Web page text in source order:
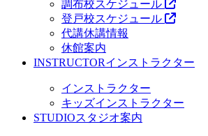
調布校スケジュール
登戸校スケジュール
代講休講情報
休館案内
INSTRUCTORインストラクター
インストラクター
キッズインストラクター
STUDIOスタジオ案内